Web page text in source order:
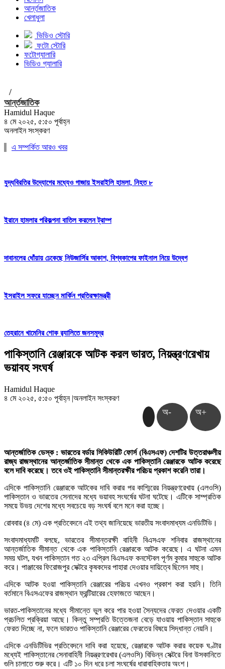
আর্ন্তজাতিক
খেলাধুলা
ভিডিও স্টোরি
ফটো স্টোরি
ফটোগ্যালারি
ভিডিও গ্যালারি
/
আর্ন্তজাতিক
Hamidul Haque
৪ মে ২০২৫, ৫:৫০ পূর্বাহ্ন
অনলাইন সংস্করণ
এ সম্পর্কিত আরও খবর
যুদ্ধবিরতির উদ্যোগের মধ্যেও গাজায় ইসরাইলি হামলা, নিহত ৮
ইরানে হামলার পরিকল্পনা বাতিল করলেন ট্রাম্প
দাবানলের ধোঁয়ায় ঢেকেছে নিউজার্সির আকাশ, বিশ্বকাপের ফাইনাল নিয়ে উদ্বেগ
ইসরাইল সফরে যাচ্ছেন মার্কিন প্রতিরক্ষামন্ত্রী
তেহরানে খামেনির শোক র‌্যালিতে জনসমুদ্র
পাকিস্তানি রেঞ্জারকে আটক করল ভারত, নিয়ন্ত্রণরেখায়
ভয়াবহ সংঘর্ষ
Hamidul Haque
৪ মে ২০২৫, ৫:৫০ পূর্বাহ্ন |অনলাইন সংস্করণ
অ- অ+
আন্তর্জাতিক ডেস্ক : ভারতের বর্ডার সিকিউরিটি ফোর্স (বিএসএফ) দেশটির উত্তরাঞ্চলীয়
রাজ্য রাজস্থানের আন্তর্জাতিক সীমান্ত থেকে এক পাকিস্তানি রেঞ্জারকে আটক করেছে
বলে দাবি করেছে। তবে ওই পাকিস্তানি সীমান্তরক্ষীর পরিচয় প্রকাশ করেনি তারা।
এদিকে পাকিস্তানি রেঞ্জারকে আটকের দাবি করার পর কাশ্মিরের নিয়ন্ত্রণরেখায় (এলওসি)
পাকিস্তান ও ভারতের সেনাদের মধ্যে ভয়াবহ সংঘর্ষের ঘটনা ঘটেছে। এটিকে সাম্প্রতিক
সময়ে উভয় দেশের মধ্যে সবচেয়ে বড় সংঘর্ষ বলে মনে করা হচ্ছে।
রোববার (৪ মে) এক প্রতিবেদনে এই তথ্য জানিয়েছে ভারতীয় সংবাদমাধ্যম এনডিটিভি।
সংবাদমাধ্যমটি বলছে, ভারতের সীমান্তরক্ষী বাহিনী বিএসএফ শনিবার রাজস্থানের
আন্তর্জাতিক সীমান্ত থেকে এক পাকিস্তানি রেঞ্জারকে আটক করেছে। এ ঘটনা এমন
সময় ঘটল, যখন পাকিস্তান গত ২৩ এপ্রিল বিএসএফ কনস্টেবল পূর্ণম কুমার সাহুকে আটক
করে। পাঞ্জাবের ফিরোজপুর সেক্টরে কৃষকদের পাহারা দেওয়ার দায়িত্বে ছিলেন সাহু।
এদিকে আটক হওয়া পাকিস্তানি রেঞ্জারের পরিচয় এখনও প্রকাশ করা হয়নি। তিনি
বর্তমানে বিএসএফের রাজস্থান ফ্রন্টিয়ারের হেফাজতে আছেন।
ভারত-পাকিস্তানের মধ্যে সীমান্তে ভুল করে পার হওয়া সৈন্যদের ফেরত দেওয়ার একটি
প্রচলিত প্রক্রিয়া আছে। কিন্তু সম্প্রতি উত্তেজনা বেড়ে যাওয়ায় পাকিস্তান সাহুকে
ফেরত দিচ্ছে না, ফলে ভারতও পাকিস্তানি রেঞ্জারের ফেরতের বিষয়ে সিদ্ধান্ত নেয়নি।
এদিকে এনডিটিভির প্রতিবেদনে দাবি করা হয়েছে, রেঞ্জারকে আটক করার কয়েক ঘণ্টার
মধ্যেই পাকিস্তানের সেনাবাহিনী নিয়ন্ত্রণরেখার (এলওসি) বিভিন্ন সেক্টরে বিনা উসকানিতে
গুলি চালাতে শুরু করে। এটি ১০ দিন ধরে চলা সংঘর্ষের ধারাবাহিকতার অংশ।